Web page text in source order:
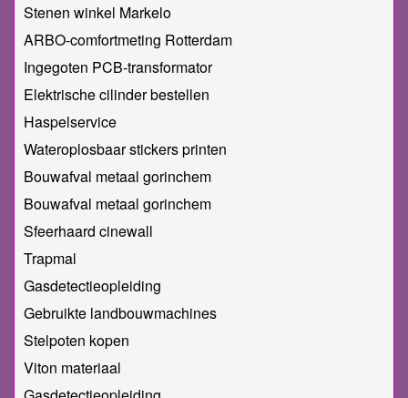
Stenen winkel Markelo
ARBO-comfortmeting Rotterdam
Ingegoten PCB-transformator
Elektrische cilinder bestellen
Haspelservice
Wateroplosbaar stickers printen
Bouwafval metaal gorinchem
Bouwafval metaal gorinchem
Sfeerhaard cinewall
Trapmal
Gasdetectieopleiding
Gebruikte landbouwmachines
Stelpoten kopen
Viton materiaal